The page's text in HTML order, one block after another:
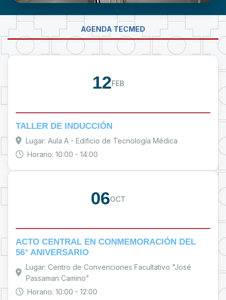
LABORATORIO DE INVESTIGACIÓN -
PROUMSA
AGENDA TECMED
12FEB
TALLER DE INDUCCIÓN
Lugar: Aula A - Edificio de Tecnología Médica
Horario: 10:00 - 14:00
06OCT
ACTO CENTRAL EN CONMEMORACIÓN DEL
56° ANIVERSARIO
Lugar: Centro de Convenciones Facultativo "José
Passaman Camino"
Horario: 10:00 - 12:00